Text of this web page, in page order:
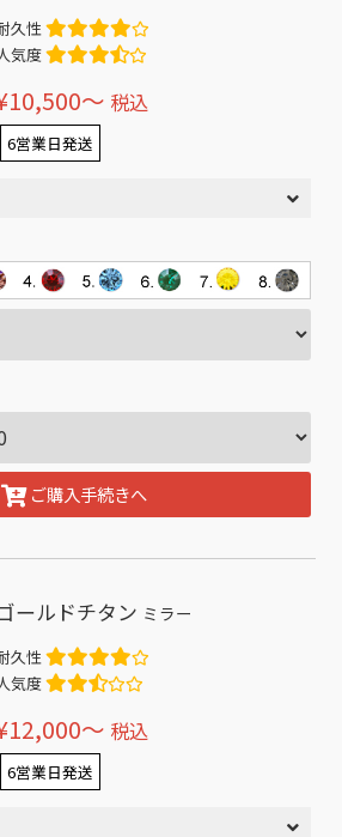
久性
気度
〜 税込
6営業日発送
ご購入手続きへ
ールドチタン ミラー
久性
気度
〜 税込
6営業日発送